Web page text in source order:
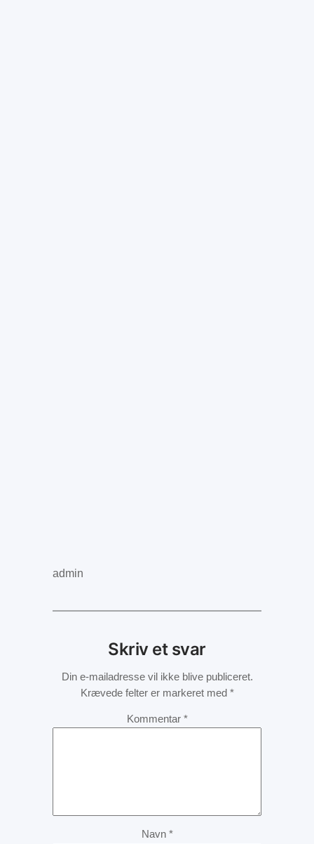
admin
Skriv et svar
Din e-mailadresse vil ikke blive publiceret.
Krævede felter er markeret med *
Kommentar *
Navn *